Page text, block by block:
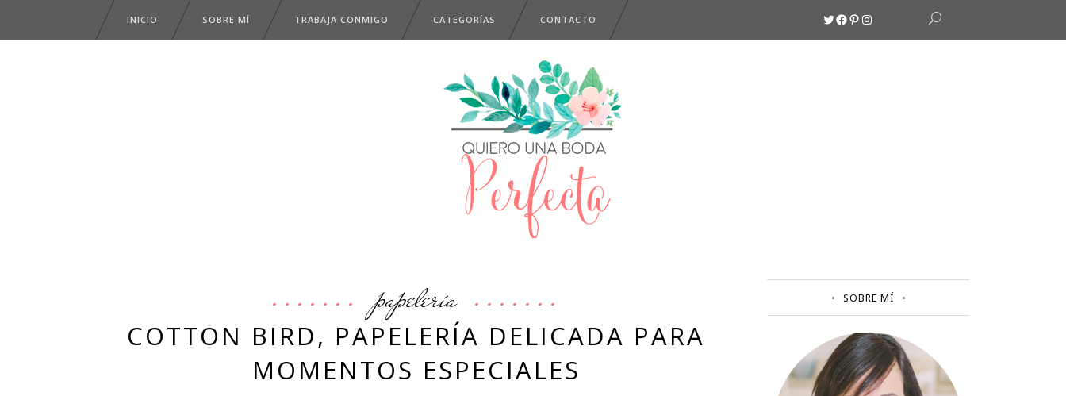
INICIO SOBRE MÍ TRABAJA CONMIGO CATEGORÍAS CONTACTO Twitter
Facebook
Pinterest
Instagram
papelería
COTTON BIRD, PAPELERÍA DELICADA PARA
MOMENTOS ESPECIALES
SOBRE MÍ